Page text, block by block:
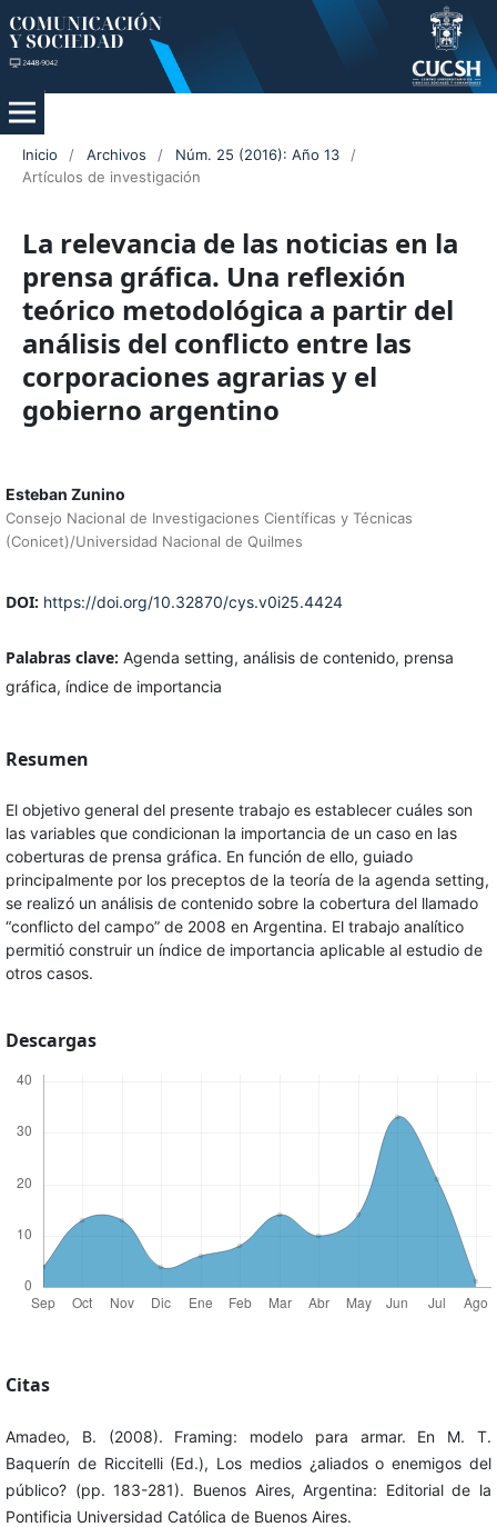
Inicio / Archivos / Núm. 25 (2016): Año 13
/
Artículos de investigación
La relevancia de las noticias en la
prensa gráfica. Una reflexión
teórico metodológica a partir del
análisis del conflicto entre las
corporaciones agrarias y el
gobierno argentino
Esteban Zunino
Consejo Nacional de Investigaciones Científicas y Técnicas
(Conicet)/Universidad Nacional de Quilmes
DOI: https://doi.org/10.32870/cys.v0i25.4424
Palabras clave: Agenda setting, análisis de contenido, prensa
gráfica, índice de importancia
Resumen
El objetivo general del presente trabajo es establecer cuáles son
las variables que condicionan la importancia de un caso en las
coberturas de prensa gráfica. En función de ello, guiado
principalmente por los preceptos de la teoría de la agenda setting,
se realizó un análisis de contenido sobre la cobertura del llamado
“conflicto del campo” de 2008 en Argentina. El trabajo analítico
permitió construir un índice de importancia aplicable al estudio de
otros casos.
Descargas
Citas
Amadeo, B. (2008). Framing: modelo para armar. En M. T.
Baquerín de Riccitelli (Ed.), Los medios ¿aliados o enemigos del
público? (pp. 183-281). Buenos Aires, Argentina: Editorial de la
Pontificia Universidad Católica de Buenos Aires.